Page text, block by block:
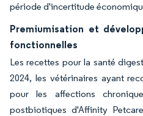
période d'incertitude
Premiumisation et
fonctionnelles
Les recettes pour la santé
2024, les vétérinaires ayant
pour les affections
postbiotiques d'Affinity